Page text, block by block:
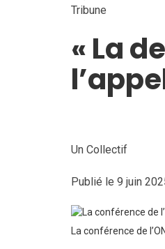
Tribune
« La
Un Collectif
Publié le 9 juin
La conférence de